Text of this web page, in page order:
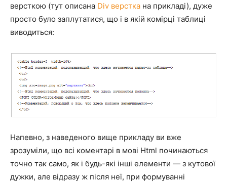
версткою (тут описана Div верстка на прикладі), дуже
просто було заплутатися, що і в якій комірці таблиці
виводиться:
Напевно, з наведеного вище прикладу ви вже
зрозуміли, що всі коментарі в мові Html починаються
точно так само, як і будь-які інші елементи — з кутової
дужки, але відразу ж після неї, при формуванні